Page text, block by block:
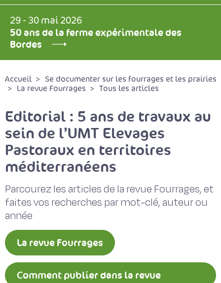
29 - 30 mai 2026
50 ans de la ferme expérimentale des
Bordes
Accueil
Se documenter sur les fourrages et les prairies
La revue Fourrages
Tous les articles
Editorial : 5 ans de travaux au
sein de l’UMT Elevages
Pastoraux en territoires
méditerranéens
Parcourez les articles de la revue Fourrages, et
faites vos recherches par mot-clé, auteur ou
année
La revue Fourrages
Comment publier dans la revue